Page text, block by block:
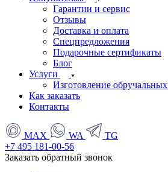
Гарантии и сервис
Отзывы
Доставка и оплата
Спецпредложения
Подарочные сертификаты
Блог
Услуги
Изготовление обручальных
Как заказать
Контакты
MAX WA
TG
+7 495 181-00-56
Заказать обратный звонок